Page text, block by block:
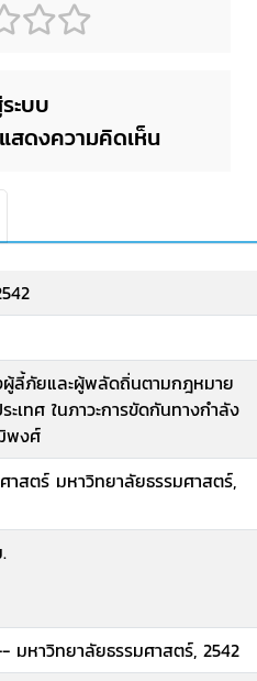
ะบบ
สดงความคิดเห็น
ผู้ลี้ภัยและผู้พลัดถิ่นตามกฎหมาย
ะเทศ ในภาวะการขัดกันทางกำลัง
พงศ์
สตร์ มหาวิทยาลัยธรรมศาสตร์,
มหาวิทยาลัยธรรมศาสตร์, 2542